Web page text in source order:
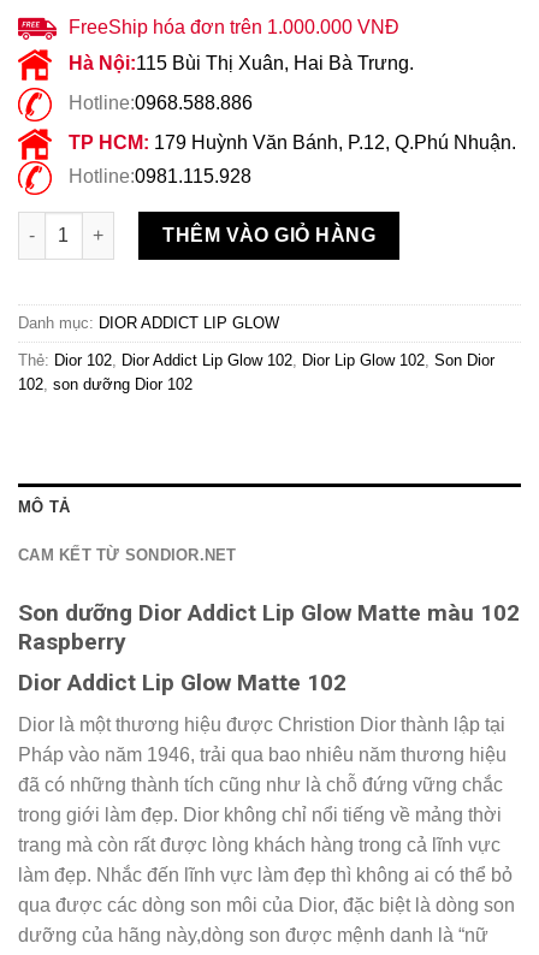
FreeShip hóa đơn trên 1.000.000 VNĐ
Hà Nội:115 Bùi Thị Xuân, Hai Bà Trưng.
Hotline:0968.588.886
TP HCM: 179 Huỳnh Văn Bánh, P.12, Q.Phú Nhuận.
Hotline:0981.115.928
Son dưỡng Dior Addict Lip Glow Matte màu 102 Raspberry số
THÊM VÀO GIỎ HÀNG
Danh mục: DIOR ADDICT LIP GLOW
Thẻ: Dior 102 Dior Addict Lip Glow 102 Dior Lip Glow 102 Son Dior
102 son dưỡng Dior 102
MÔ TẢ
CAM KẾT TỪ SONDIOR.NET
Son dưỡng Dior Addict Lip Glow Matte màu 102
Raspberry
Dior Addict Lip Glow Matte 102
Dior là một thương hiệu được Christion Dior thành lập tại
Pháp vào năm 1946, trải qua bao nhiêu năm thương hiệu
đã có những thành tích cũng như là chỗ đứng vững chắc
trong giới làm đẹp. Dior không chỉ nổi tiếng về mảng thời
trang mà còn rất được lòng khách hàng trong cả lĩnh vực
làm đẹp. Nhắc đến lĩnh vực làm đẹp thì không ai có thể bỏ
qua được các dòng son môi của Dior, đặc biệt là dòng son
dưỡng của hãng này,dòng son được mệnh danh là “nữ